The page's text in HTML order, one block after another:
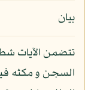
بيان
تتضمن الآيات
السجن و مكثه